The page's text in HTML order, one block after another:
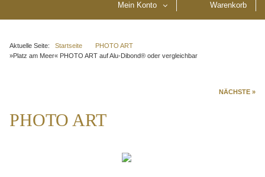
Mein Konto Warenkorb
Aktuelle Seite: Startseite
PHOTO ART
»Platz am Meer« PHOTO ART auf Alu-Dibond® oder vergleichbar
NÄCHSTE »
PHOTO ART